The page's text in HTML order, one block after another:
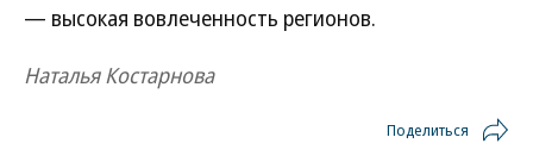
— высокая вовлеченность регионов.
Наталья Костарнова
Поделиться